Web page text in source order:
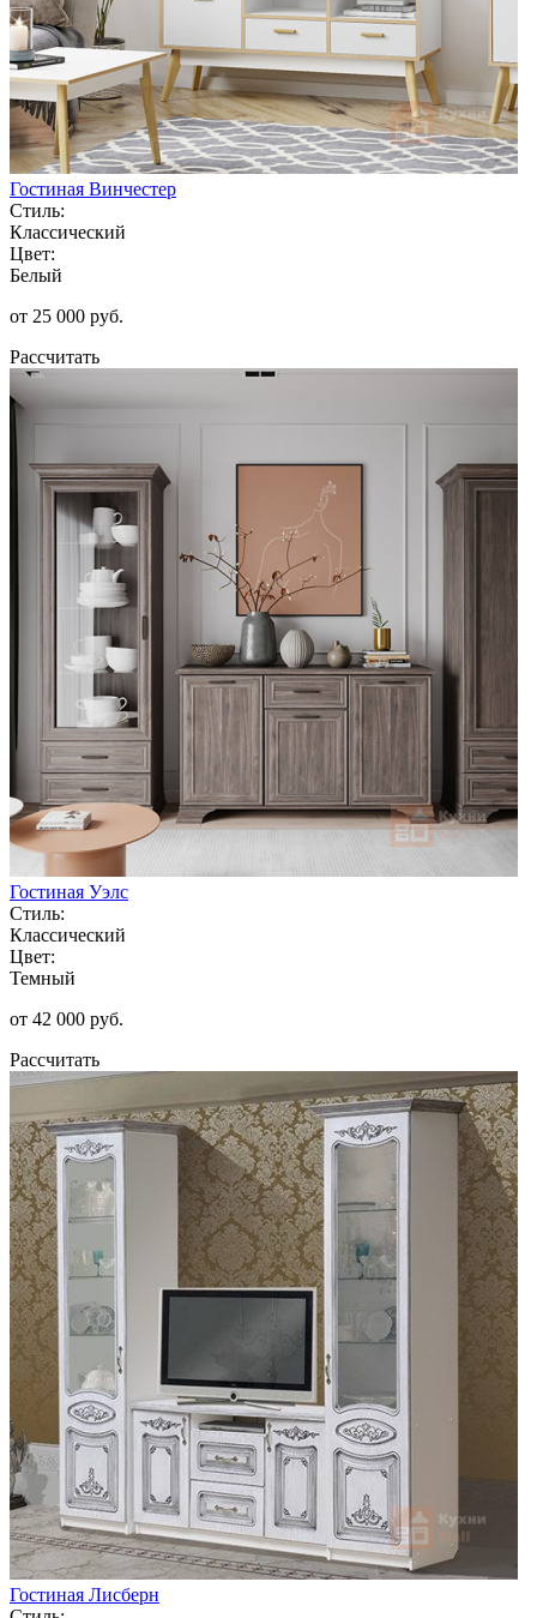
Гостиная Винчестер
Стиль:
Классический
Цвет:
Белый
от 25 000 руб.
Рассчитать
Гостиная Уэлс
Стиль:
Классический
Цвет:
Темный
от 42 000 руб.
Рассчитать
Гостиная Лисберн